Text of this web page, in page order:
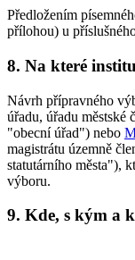
Předložením
přílohou) u
8. Na které
Návrh přípravného
úřadu, úřadu městské
"obecní úřad") nebo
magistrátu územně
statutárního města"),
výboru.
9. Kde, s kým a